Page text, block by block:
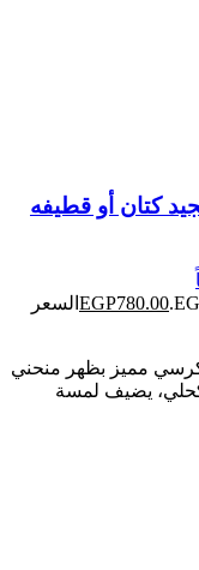
كتان أو قطيفه
EGP780.00
السعر
مميز بظهر منحني
يضيف لمسة